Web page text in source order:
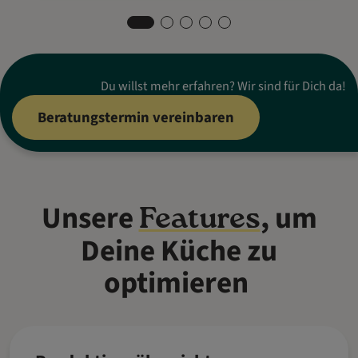
Du willst mehr erfahren? Wir sind für Dich da!
Beratungstermin vereinbaren
UnsereFeatures, um
Deine Küche zu
optimieren